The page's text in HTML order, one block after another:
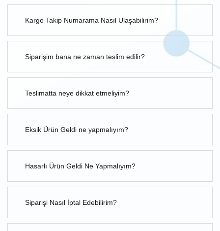
Kargo Takip Numarama Nasıl Ulaşabilirim?
Siparişim bana ne zaman teslim edilir?
Teslimatta neye dikkat etmeliyim?
Eksik Ürün Geldi ne yapmalıyım?
Hasarlı Ürün Geldi Ne Yapmalıyım?
Siparişi Nasıl İptal Edebilirim?